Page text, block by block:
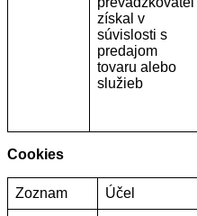
získal v
súvislosti s
predajom
tovaru alebo
služieb
Cookies
Zoznam Účel